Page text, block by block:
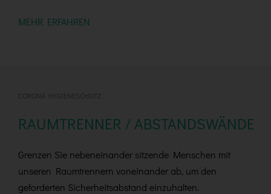
MEHR ERFAHREN
CORONA HYGIENESCHUTZ
RAUMTRENNER / ABSTANDSWÄNDE
Grenzen Sie nebeneinander sitzende Menschen mit
unseren Raumtrennern voneinander ab, um den
geforderten Sicherheitsabstand einzuhalten.